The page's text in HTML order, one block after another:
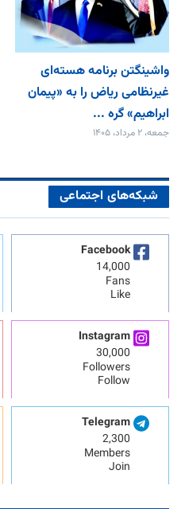
واشینگتن برنامه هسته‌ای
غیرنظامی ریاض را به «پیمان‌
ابراهیم» گره ...
جمعه، ۲ مرداد، ۱۴۰۵
شبکه‌های اجتماعی
Facebook
14,000
Fans
Like
Instagram
30,000
Followers
Follow
Telegram
2,300
Members
Join